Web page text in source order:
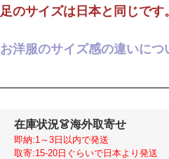
足のサイズは日本と同じです。
お洋服のサイズ感の違いにつ
在庫状況👗海外取寄せ
即納:1～3日以内で発送
取寄:15-20日ぐらいで日本より発送